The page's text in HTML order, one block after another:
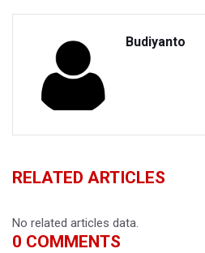
Budiyanto
RELATED ARTICLES
No related articles data.
0 COMMENTS